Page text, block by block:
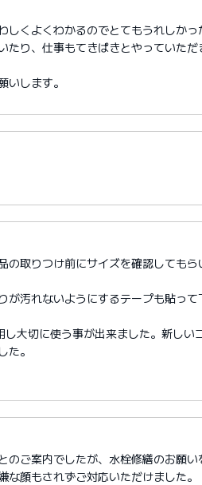
くよくわかるのでとてもうれしかっ
り、仕事もてきぱきとやっていた
します。
取りつけ前にサイズを確認しても
汚れないようにするテープも貼っ
大切に使う事が出来ました。新しい
た。
のご案内でしたが、水栓修繕のお願
顔もされずご対応いただけました。